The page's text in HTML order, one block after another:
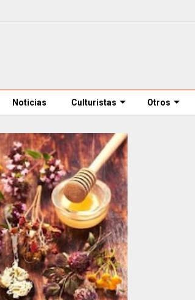
Noticias Culturistas Otros